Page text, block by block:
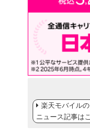
楽天モバイル
ニュース記事は